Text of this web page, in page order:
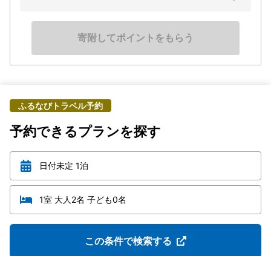
寄附してポイントをもらう
ふるなびトラベル予約
予約できるプランを探す
日付未定 1泊
1室 大人2名 子ども0名
この条件で検索する